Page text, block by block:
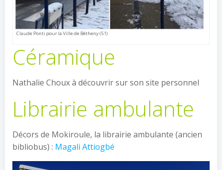
Claude Ponti pour la Ville de Bétheny (51)
Céramique
Nathalie Choux à découvrir sur son site personnel
Librairie ambulante
Décors de Mokiroule, la librairie ambulante (ancien
bibliobus) : Magali Attiogbé